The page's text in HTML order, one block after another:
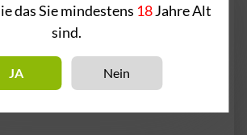
Kopfaufsatz für deinen Tabakkopf. Dieser
Kohlestücken bestückt, je nachdem wie viel
und einfach auf sein Kopf gelegt. Einfache
spielend leichtes Drehen am Deckel.
das Sie mindestens 18Jahre Alt
sind.
JA Nein